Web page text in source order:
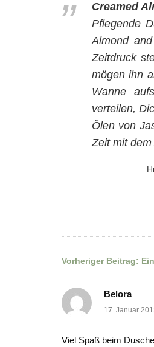
Creamed
Pflegende
Almond
Zeitdruck
mögen ihn
Wanne
verteilen,
Ölen von
Zeit mit
Vorheriger Beitrag:
Belora
17. Januar
Viel Spaß beim